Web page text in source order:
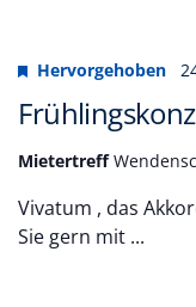
Hervorgehoben
Mietertreff
Vivatum , das
Sie gern mit ...